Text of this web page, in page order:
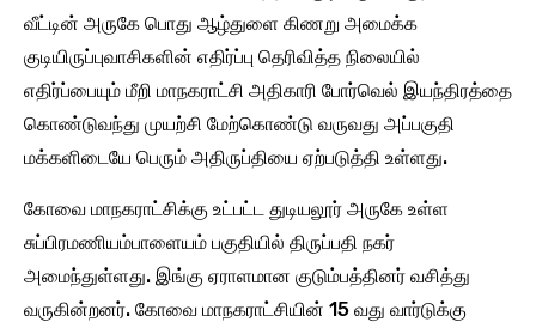
வீட்டின் அருகே பொது ஆழ்துளை கிணறு அமைக்க
குடியிருப்புவாசிகளின் எதிர்ப்பு தெரிவித்த நிலையில்
எதிர்ப்பையும் மீறி மாநகராட்சி அதிகாரி போர்வெல் இயந்திரத்தை
கொண்டுவந்து முயற்சி மேற்கொண்டு வருவது அப்பகுதி
மக்களிடையே பெரும் அதிருப்தியை ஏற்படுத்தி உள்ளது.
கோவை மாநகராட்சிக்கு உட்பட்ட துடியலூர் அருகே உள்ள
சுப்பிரமணியம்பாளையம் பகுதியில் திருப்பதி நகர்
அமைந்துள்ளது. இங்கு ஏராளமான குடும்பத்தினர் வசித்து
வருகின்றனர். கோவை மாநகராட்சியின் 15 வது வார்டுக்கு